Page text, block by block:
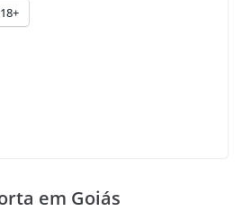
18+
em Goiás